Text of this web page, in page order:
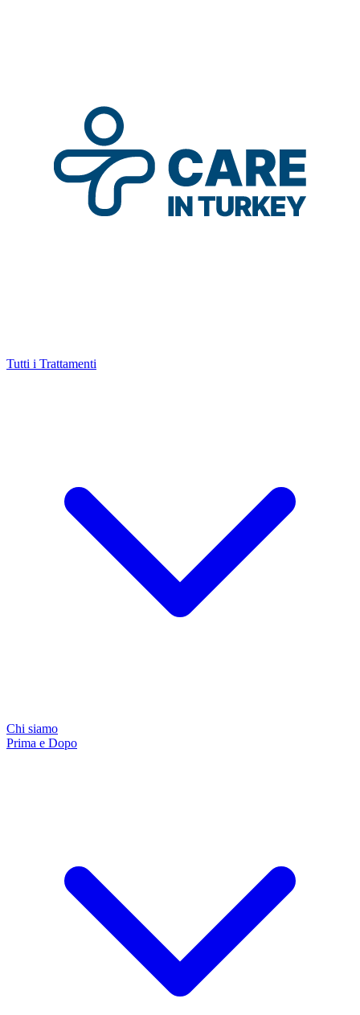
Tutti i Trattamenti
Chi siamo
Prima e Dopo